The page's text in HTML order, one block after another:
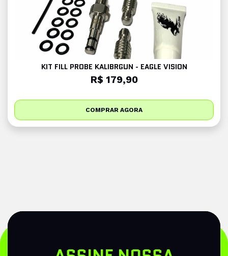
KIT FILL PROBE KALIBRGUN - EAGLE VISION
R$ 179,90
COMPRAR AGORA